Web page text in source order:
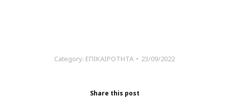
Category: ΕΠΙΚΑΙΡΟΤΗΤΑ 23/09/2022
Share this post